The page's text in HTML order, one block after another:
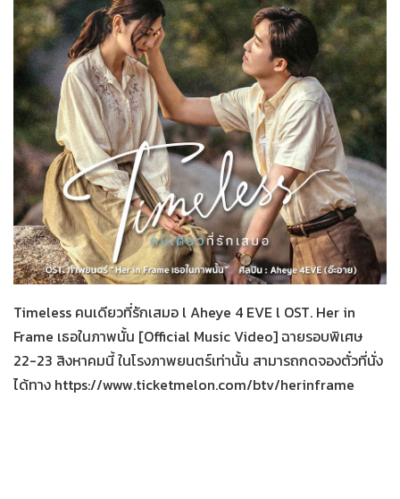
05-08-2569
Her in Frame เธอในภาพนั้น
Timeless คนเดียวที่รักเสมอ l Aheye 4 EVE l OST. Her in
Frame เธอในภาพนั้น [Official Music Video] ฉายรอบพิเศษ
22-23 สิงหาคมนี้ ในโรงภาพยนตร์เท่านั้น สามารถกดจองตั๋วที่นั่ง
ได้ทาง https://www.ticketmelon.com/btv/herinframe